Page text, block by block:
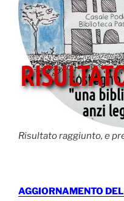
Risultato raggiunto, e
AGGIORNAMENTO